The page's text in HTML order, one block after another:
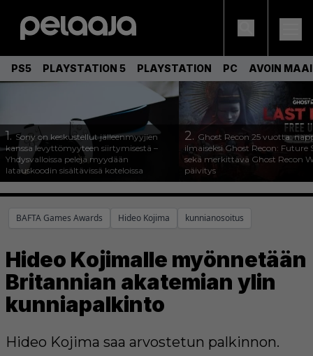
PS5 PLAYSTATION 5 PLAYSTATION PC AVOIN
1.Sony on keskustellut jälleenmyyjien
kanssa levyttömyyteen siirtymisestä –
Yhdysvalloissa pelejä myydään
latauskoodin sisältävissä koteloissa
2. Ghost Recon 25 vuotta:
ilmaiseksi Ghost Recon: Future
sekä merkittävä Ghost Recon
päivitys
BAFTA Games Awards Hideo Kojima kunnianosoitus
Hideo Kojimalle myönnetään
Britannian akatemian ylin
kunniapalkinto
Hideo Kojima saa arvostetun palkinnon.